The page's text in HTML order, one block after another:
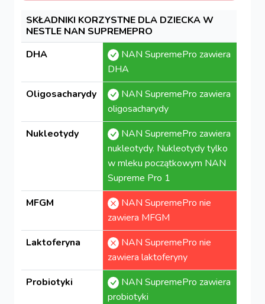
SKŁADNIKI KORZYSTNE DLA DZIECKA W
NESTLE NAN SUPREMEPRO
DHA
NAN SupremePro zawiera
DHA
Oligosacharydy
NAN SupremePro zawiera
oligosacharydy
Nukleotydy
NAN SupremePro zawiera
nukleotydy. Nukleotydy tylko
w mleku początkowym NAN
Supreme Pro 1
MFGM
NAN SupremePro nie
zawiera MFGM
Laktoferyna
NAN SupremePro nie
zawiera laktoferyny
Probiotyki
NAN SupremePro zawiera
probiotyki